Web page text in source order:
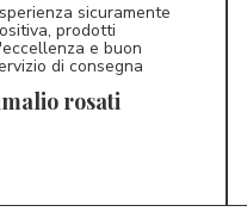
sicuramente
prodotti
e buon
di consegna
rosati